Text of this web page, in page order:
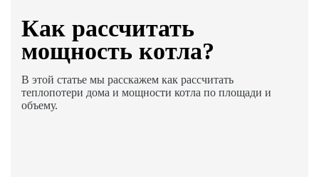
Как раcсчитать
мощность котла?
В этой статье мы расскажем как рассчитать
теплопотери дома и мощности котла по площади и
объему.